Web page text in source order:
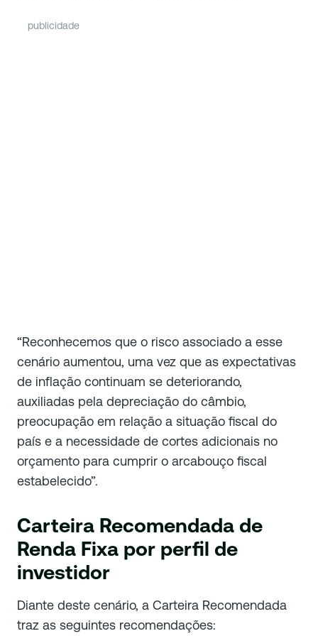
publicidade
“Reconhecemos que o risco associado a esse
cenário aumentou, uma vez que as expectativas
de inflação continuam se deteriorando,
auxiliadas pela depreciação do câmbio,
preocupação em relação a situação fiscal do
país e a necessidade de cortes adicionais no
orçamento para cumprir o arcabouço fiscal
estabelecido”.
Carteira Recomendada de
Renda Fixa por perfil de
investidor
Diante deste cenário, a Carteira Recomendada
traz as seguintes recomendações: